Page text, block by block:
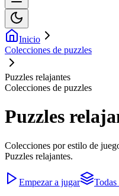
Inicio
Colecciones de puzzles
Puzzles relajantes
Colecciones de puzzles
Puzzles
Colecciones por estilo de
Puzzles relajantes.
Empezar a jugar Todas